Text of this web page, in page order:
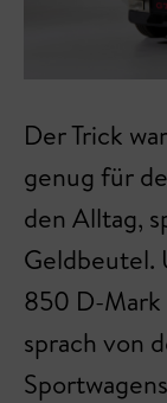
Der Trick
genug für
den Alltag,
Geldbeutel.
850 D-Mark
sprach von